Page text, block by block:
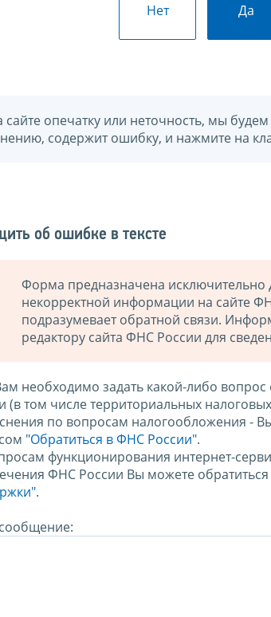
Нет Да
сайте опечатку или неточность, мы
содержит ошибку, и нажмите на
об ошибке в тексте
Форма предназначена
некорректной информации на сайте
подразумевает обратной связи.
редактору сайта ФНС России для
необходимо задать какой-либо
(в том числе территориальных
по вопросам налогообложения -
"Обратиться в ФНС России".
функционирования интернет-
ФНС России Вы можете обратиться